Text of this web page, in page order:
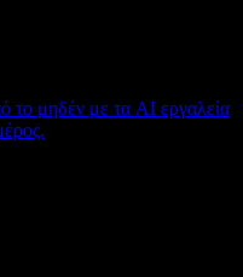
το μηδέν με τα AI εργαλεία